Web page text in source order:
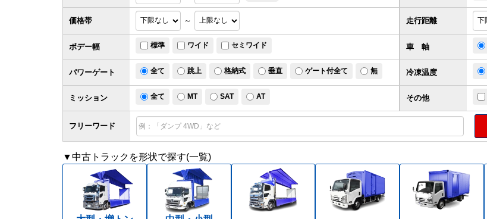
価格帯 ～
フリーワード
走行距離
ボデー幅 標準 ワイド セミワイド 車 軸
パワーゲート 全て 跳上 格納式 垂直 ゲート付全て 無 冷凍温度
ミッション 全て MT SAT AT その他
▼中古トラックを形状で探す(一覧)